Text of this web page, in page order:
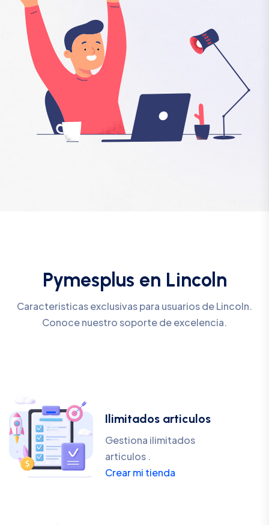
Pymesplus en Lincoln
Caracteristicas exclusivas para usuarios de Lincoln.
Conoce nuestro soporte de excelencia.
Ilimitados articulos
Gestiona ilimitados
articulos .
Crear mi tienda